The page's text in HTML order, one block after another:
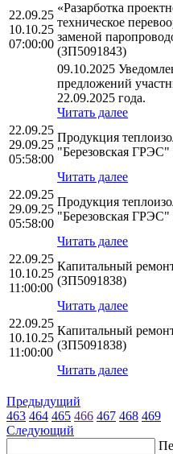
22.09.25
10.10.25
07:00:00
«Разарботка
техническое
заменой
(ЗП5091843)
09.10.2025
предложений
22.09.2025 года.
Читать далее
22.09.25
29.09.25
05:58:00
Продукция
"Березовская
Читать далее
22.09.25
29.09.25
05:58:00
Продукция
"Березовская
Читать далее
22.09.25
10.10.25
11:00:00
Капитальный
(ЗП5091838)
Читать далее
22.09.25
10.10.25
11:00:00
Капитальный
(ЗП5091838)
Читать далее
Предыдущий
463 464 465 466 467 468 469
Следующий